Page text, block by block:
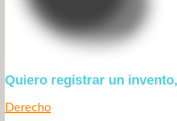
Quiero registrar un
Derecho